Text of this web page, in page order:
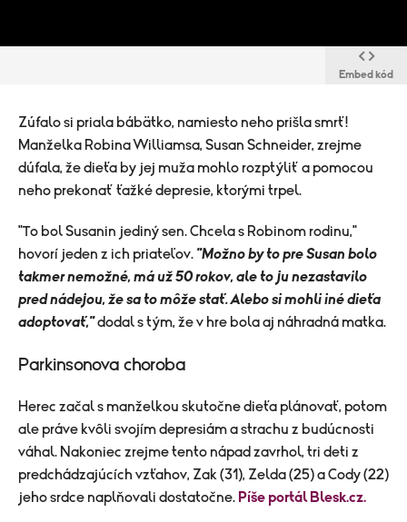
Embed kód
Zúfalo si priala bábätko, namiesto neho prišla smrť!
Manželka Robina Williamsa, Susan Schneider, zrejme
dúfala, že dieťa by jej muža mohlo rozptýliť a pomocou
neho prekonať ťažké depresie, ktorými trpel.
"To bol Susanin jediný sen. Chcela s Robinom rodinu,"
hovorí jeden z ich priateľov. "Možno by to pre Susan bolo
takmer nemožné, má už 50 rokov, ale to ju nezastavilo
pred nádejou, že sa to môže stať. Alebo si mohli iné dieťa
adoptovať,"dodal s tým, že v hre bola aj náhradná matka.
Parkinsonova choroba
Herec začal s manželkou skutočne dieťa plánovať, potom
ale práve kvôli svojím depresiám a strachu z budúcnosti
váhal. Nakoniec zrejme tento nápad zavrhol, tri deti z
predchádzajúcích vzťahov, Zak (31), Zelda (25) a Cody (22)
jeho srdce naplňovali dostatočne. Píše portál Blesk.cz.